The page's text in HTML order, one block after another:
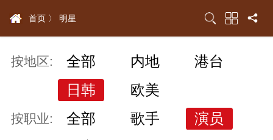
首页 〉 明星
按地区: 全部 内地
港台
日韩
欧美
按职业: 全部 歌手
演员